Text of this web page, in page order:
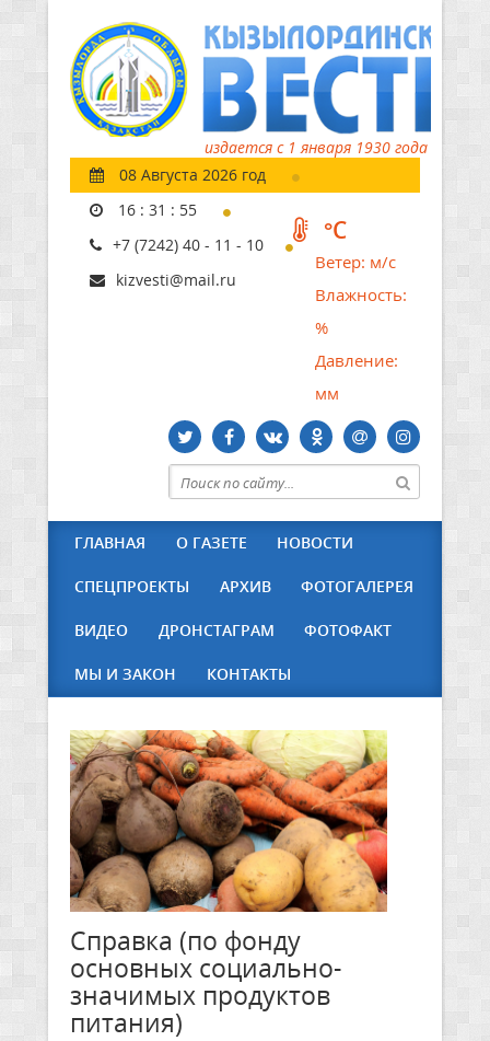
издается с 1 января 1930 года
08 Августа 2026 год
16 : 31 : 56
+7 (7242) 40 - 11 - 10
kizvesti@mail.ru
°C
Ветер: м/с
Влажность:
%
Давление:
мм
ГЛАВНАЯ О ГАЗЕТЕ НОВОСТИ
СПЕЦПРОЕКТЫ АРХИВ ФОТОГАЛЕРЕЯ
ВИДЕО ДРОНСТАГРАМ ФОТОФАКТ
МЫ И ЗАКОН КОНТАКТЫ
Справка (по фонду
основных социально-
значимых продуктов
питания)